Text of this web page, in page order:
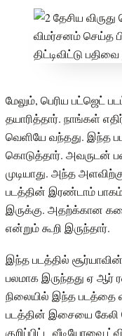
மேலும், பெரிய பட்ஜெட்
தயாரித்தார். நாங்கள்
வெளியே வந்தது. இந்த
கொடுத்தார். அவருடன்
முடியாது. அந்த
படத்தின் இரண்டாம்
இருக்கு. அதற்க்கான
என்றும் கூறி இருந்தார்.
இந்த படத்தில் சூர்யாவின்
பலமாக இருந்தது ஏ ஆர்
நிலையில் இந்த படத்தை
படத்தின் இசையை கேலி
குறிப்பிட்ட வீடியோவை